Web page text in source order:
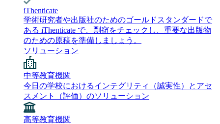
iThenticate
学術研究者や出版社のためのゴールドスタンダードで
ある iThenticate で、剽窃をチェックし、重要な出版物
のための原稿を準備しましょう。
ソリューション
中等教育機関
今日の学校におけるインテグリティ（誠実性）とアセ
スメント（評価）のソリューション
高等教育機関